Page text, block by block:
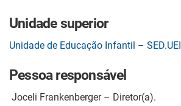
Unidade superior
Unidade de Educação Infantil – SED.UEI
Pessoa responsável
Joceli Frankenberger – Diretor(a).